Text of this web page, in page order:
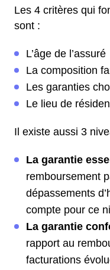
Les 4 critères qui
sont :
L’âge de l’assuré
La composition
Les garanties
Le lieu de
Il existe aussi 3
La garantie
remboursement
dépassements
compte pour ce
La garantie
rapport au
facturations